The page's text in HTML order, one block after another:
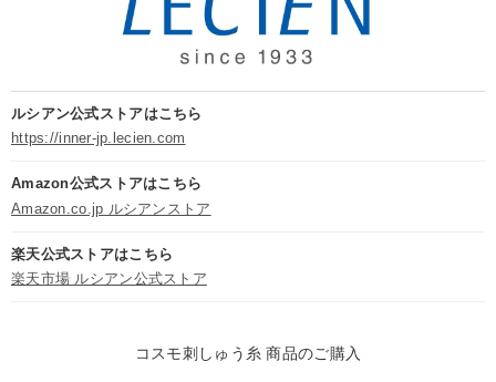
ルシアン公式ストアはこちら
https://inner-jp.lecien.com
Amazon公式ストアはこちら
Amazon.co.jp ルシアンストア
楽天公式ストアはこちら
楽天市場 ルシアン公式ストア
コスモ刺しゅう糸 商品のご購入